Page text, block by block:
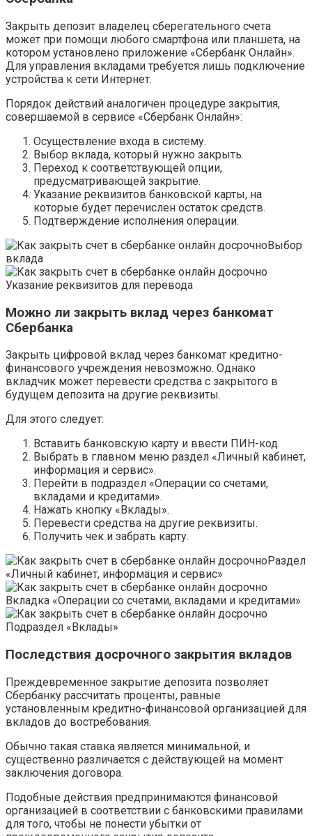
Закрыть депозит владелец сберегательного счета
может при помощи любого смартфона или планшета, на
котором установлено приложение «Сбербанк Онлайн».
Для управления вкладами требуется лишь подключение
устройства к сети Интернет.
Порядок действий аналогичен процедуре закрытия,
совершаемой в сервисе «Сбербанк Онлайн»:
Осуществление входа в систему.
Выбор вклада, который нужно закрыть.
Переход к соответствующей опции,
предусматривающей закрытие.
Указание реквизитов банковской карты, на
которые будет перечислен остаток средств.
Подтверждение исполнения операции.
Выбор
вклада
Указание реквизитов для перевода
Можно ли закрыть вклад через банкомат
Сбербанка
Закрыть цифровой вклад через банкомат кредитно-
финансового учреждения невозможно. Однако
вкладчик может перевести средства с закрытого в
будущем депозита на другие реквизиты.
Для этого следует:
Вставить банковскую карту и ввести ПИН-код.
Выбрать в главном меню раздел «Личный кабинет,
информация и сервис».
Перейти в подраздел «Операции со счетами,
вкладами и кредитами».
Нажать кнопку «Вклады».
Перевести средства на другие реквизиты.
Получить чек и забрать карту.
Раздел
«Личный кабинет, информация и сервис»
Вкладка «Операции со счетами, вкладами и кредитами»
Подраздел «Вклады»
Последствия досрочного закрытия вкладов
Преждевременное закрытие депозита позволяет
Сбербанку рассчитать проценты, равные
установленным кредитно-финансовой организацией для
вкладов до востребования.
Обычно такая ставка является минимальной, и
существенно различается с действующей на момент
заключения договора.
Подобные действия предпринимаются финансовой
организацией в соответствии с банковскими правилами
для того, чтобы не понести убытки от